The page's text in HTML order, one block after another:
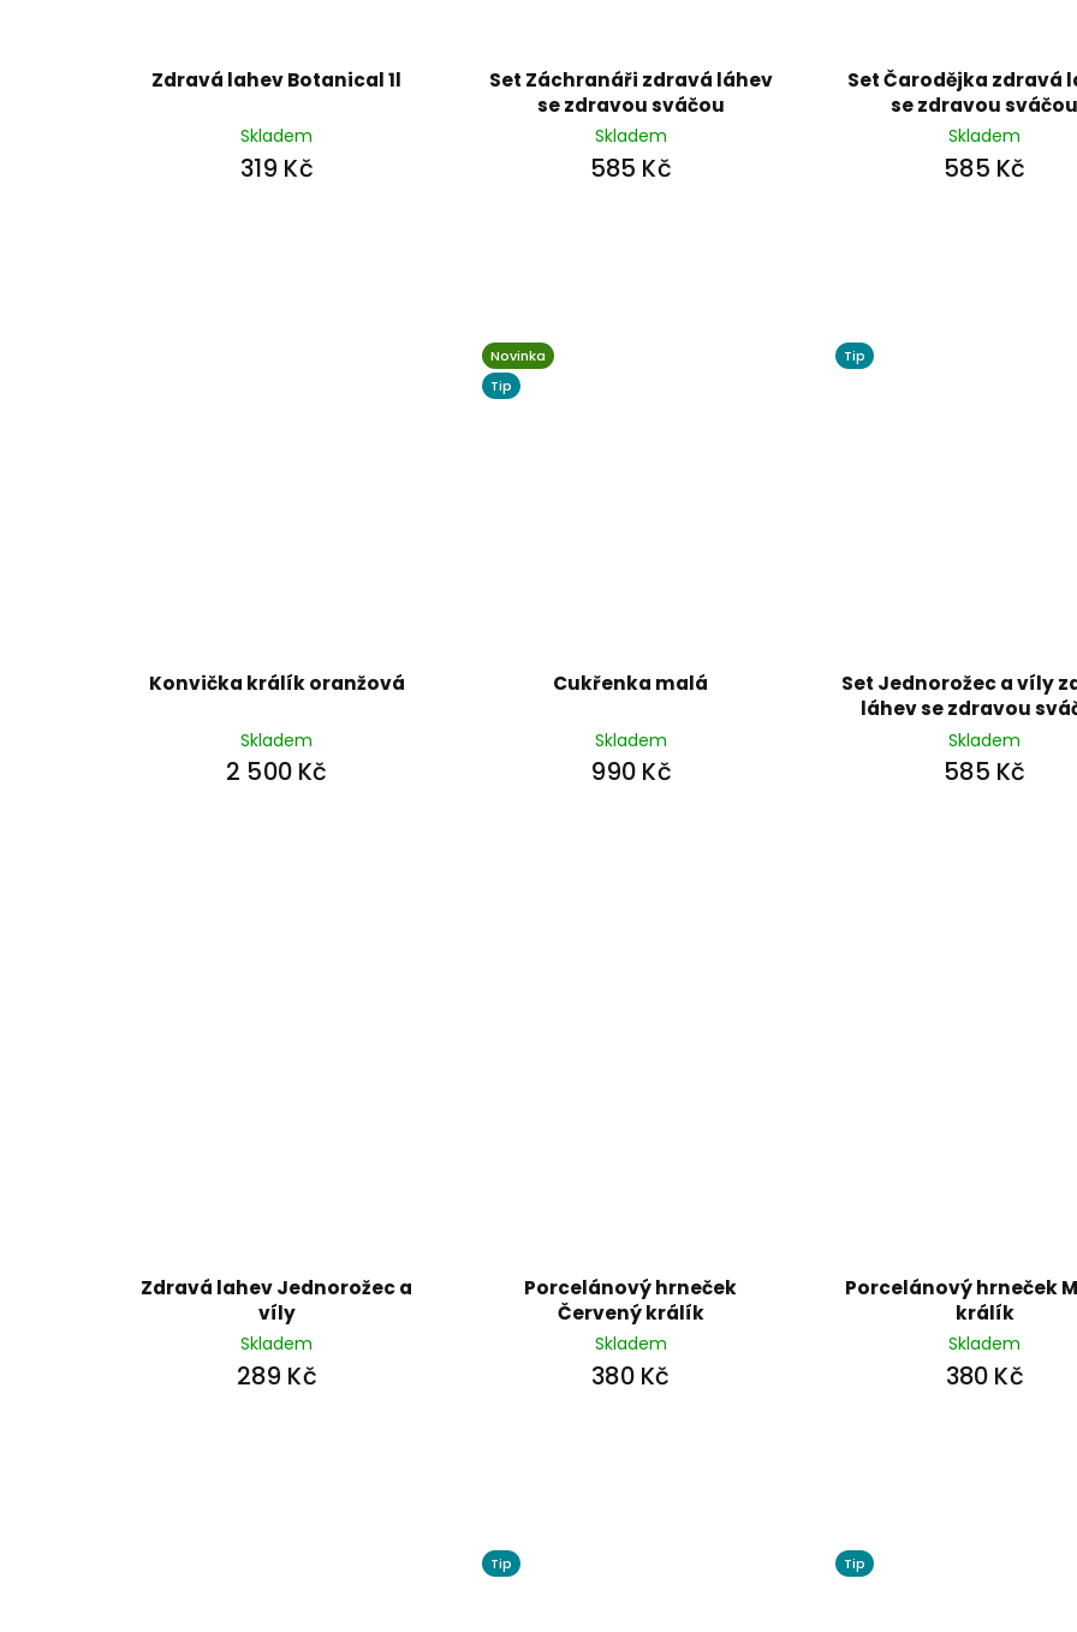
Zdravá lahev Botanical 1l
Skladem
319 Kč
Set Záchranáři zdravá láhev
se zdravou sváčou
Skladem
585 Kč
Set Čarodějka zdravá
se zdravou sváčou
Skladem
585 Kč
Konvička králík oranžová
Skladem
2 500 Kč
Novinka
Tip
Cukřenka malá
Skladem
990 Kč
Tip
Set Jednorožec a víly
láhev se zdravou
Skladem
585 Kč
Zdravá lahev Jednorožec a
víly
Skladem
289 Kč
Porcelánový hrneček
Červený králík
Skladem
380 Kč
Porcelánový hrneček
králík
Skladem
380 Kč
Tip Tip